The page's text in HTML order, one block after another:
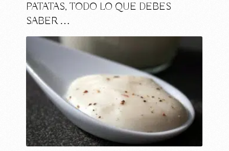
PATATAS, TODO LO QUE DEBES
SABER …